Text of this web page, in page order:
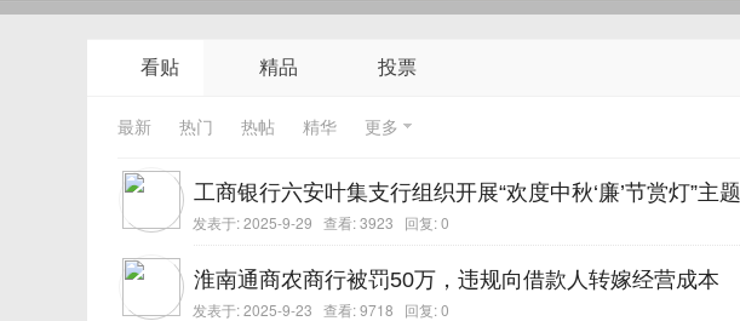
看贴 精品 投票
最新 热门 热帖 精华 更多
工商银行六安叶集支行组织开展“欢度中秋‘廉’节赏灯”主
发表于:2025-9-29 查看: 3923 回复:0
淮南通商农商行被罚50万，违规向借款人转嫁经营成本
发表于:2025-9-23 查看: 9718 回复:0